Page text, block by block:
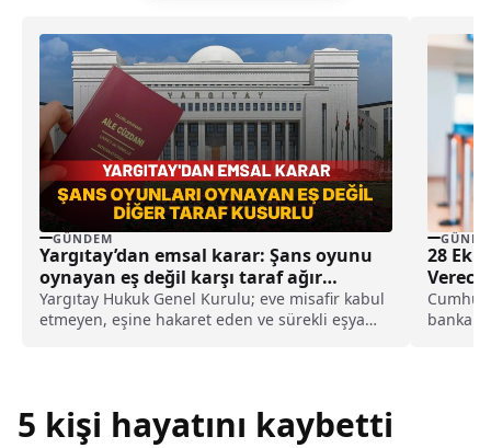
GÜNDEM
Yargıtay’dan emsal karar: Şans oyunu
oynayan eş değil karşı taraf ağır
kusurlu sayıldı
Yargıtay Hukuk Genel Kurulu; eve misafir kabul
etmeyen, eşine hakaret eden ve sürekli eşya
28
5 kişi hayatını kaybetti